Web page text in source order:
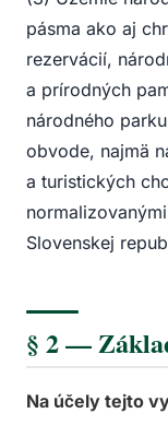
pásma ako aj
rezervácií,
a prírodných
národného
obvode, najmä
a turistických
Slovenskej
§ 2 —
Na účely tejto